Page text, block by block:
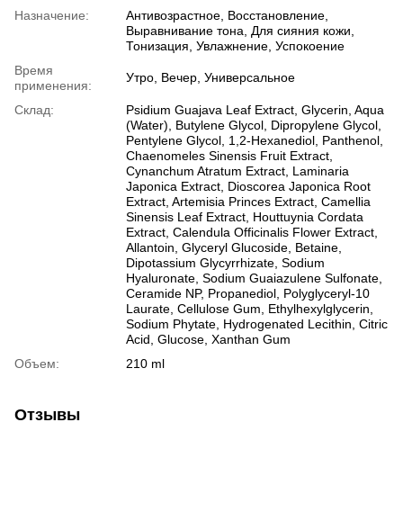
Назначение:
Антивозрастное, Восстановление,
Выравнивание тона, Для сияния кожи,
Тонизация, Увлажнение, Успокоение
Время
применения:
Утро, Вечер, Универсальное
Склад:
Psidium Guajava Leaf Extract, Glycerin, Aqua
(Water), Butylene Glycol, Dipropylene Glycol,
Pentylene Glycol, 1,2-Hexanediol, Panthenol,
Chaenomeles Sinensis Fruit Extract,
Cynanchum Atratum Extract, Laminaria
Japonica Extract, Dioscorea Japonica Root
Extract, Artemisia Princes Extract, Camellia
Sinensis Leaf Extract, Houttuynia Cordata
Extract, Calendula Officinalis Flower Extract,
Allantoin, Glyceryl Glucoside, Betaine,
Dipotassium Glycyrrhizate, Sodium
Hyaluronate, Sodium Guaiazulene Sulfonate,
Ceramide NP, Propanediol, Polyglyceryl-10
Laurate, Cellulose Gum, Ethylhexylglycerin,
Sodium Phytate, Hydrogenated Lecithin, Citric
Acid, Glucose, Xanthan Gum
Объем:
210 ml
Отзывы